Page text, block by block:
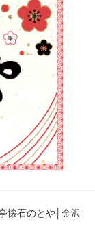
懐石のとや│金沢